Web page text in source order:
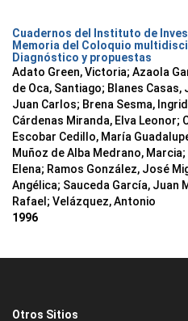
Cuadernos del Instituto de
Memoria del Coloquio
Diagnóstico y propuestas
Adato Green, Victoria; Azaola
de Oca, Santiago; Blanes
Juan Carlos; Brena Sesma,
Cárdenas Miranda, Elva Leonor;
Escobar Cedillo, María
Muñoz de Alba Medrano,
Elena; Ramos González, José
Angélica; Sauceda García, Juan
Rafael; Velázquez, Antonio
1996
Otros Sitios